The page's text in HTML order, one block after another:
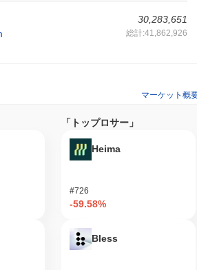
30,283,651
総計:41,862,926
ステムとの簡単な接続を可能にしていま
オーディエンスにとって重要です。 さら
ステムには、ファッションやゲーム産業のさ
ーがプラットフォームの進化に声を持つこ
のプレーヤーとして位置づけ、クリエイテ
ますか？
。主に取引手数料に使用され、ユーザーが
ブロックチェーン上に構築された分散型ア
キングに参加でき、ネットワークのセキュ
の機会を得ることができます。さらに、
マーケット概
「トップロサー」
Heima
#726
-59.58%
Bless